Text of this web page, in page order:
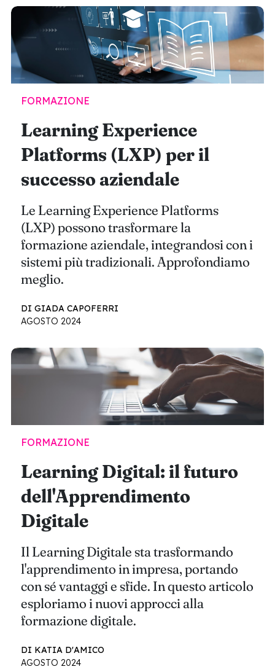
FORMAZIONE
Learning Experience
Platforms (LXP) per il
successo aziendale
Le Learning Experience Platforms
(LXP) possono trasformare la
formazione aziendale, integrandosi con i
sistemi più tradizionali. Approfondiamo
meglio.
DI GIADA CAPOFERRI
AGOSTO 2024
FORMAZIONE
Learning Digital: il futuro
dell'Apprendimento
Digitale
Il Learning Digitale sta trasformando
l'apprendimento in impresa, portando
con sé vantaggi e sfide. In questo articolo
esploriamo i nuovi approcci alla
formazione digitale.
DI KATIA D'AMICO
AGOSTO 2024